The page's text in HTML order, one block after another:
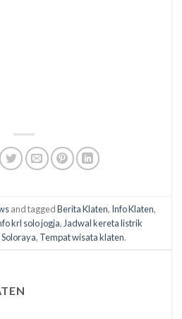
and taggedBerita Klaten, Info Klaten,
krl solo jogja, Jadwal kereta listrik
, Tempat wisata klaten.